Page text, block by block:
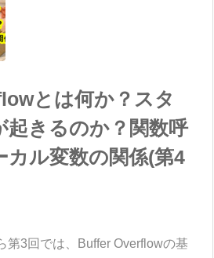
とは何か？スタ
起きるのか？関数呼
カル変数の関係(第4
第3回では、Buffer Overflowの基